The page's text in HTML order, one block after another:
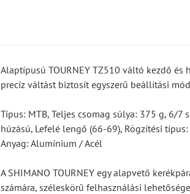
Alaptípusú TOURNEY TZ510 váltó kezdő és
precíz váltást biztosít egyszerű beállítási
Típus: MTB, Teljes csomag súlya: 375 g, 6/7
húzású, Lefelé lengő (66-69), Rögzítési
Anyag: Alumínium / Acél
A SHIMANO TOURNEY egy alapvető
számára, széleskörű felhasználási